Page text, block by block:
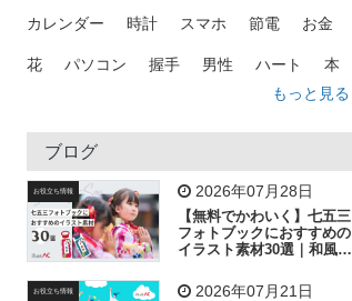
カレンダー 時計 スマホ 節電 お金
花 パソコン 握手 男性 ハート 本
トラック 木
吹き出し
飛行機 グラフ ビル 魚 家族 書類
歩く 工場 会社 太陽 キラキラ
もっと見る
ブログ
お役立ち情報 2026年07月28日
【無料でかわいく】七五三
フォトブックにおすすめの
イラスト素材30選｜和風の
お役立ち情報 2026年07月21日